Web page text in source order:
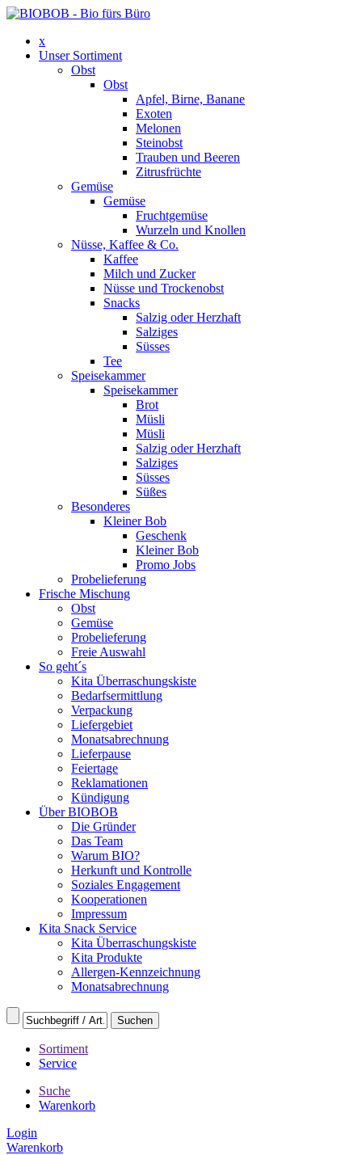
x
Unser Sortiment
Obst
Obst
Apfel, Birne, Banane
Exoten
Melonen
Steinobst
Trauben und Beeren
Zitrusfrüchte
Gemüse
Gemüse
Fruchtgemüse
Wurzeln und Knollen
Nüsse, Kaffee & Co.
Kaffee
Milch und Zucker
Nüsse und Trockenobst
Snacks
Salzig oder Herzhaft
Salziges
Süsses
Tee
Speisekammer
Speisekammer
Brot
Müsli
Müsli
Salzig oder Herzhaft
Salziges
Süsses
Süßes
Besonderes
Kleiner Bob
Geschenk
Kleiner Bob
Promo Jobs
Probelieferung
Frische Mischung
Obst
Gemüse
Probelieferung
Freie Auswahl
So geht´s
Kita Überraschungskiste
Bedarfsermittlung
Verpackung
Liefergebiet
Monatsabrechnung
Lieferpause
Feiertage
Reklamationen
Kündigung
Über BIOBOB
Die Gründer
Das Team
Warum BIO?
Herkunft und Kontrolle
Soziales Engagement
Kooperationen
Impressum
Kita Snack Service
Kita Überraschungskiste
Kita Produkte
Allergen-Kennzeichnung
Monatsabrechnung
Sortiment
Service
Suche
Warenkorb
Login
Warenkorb